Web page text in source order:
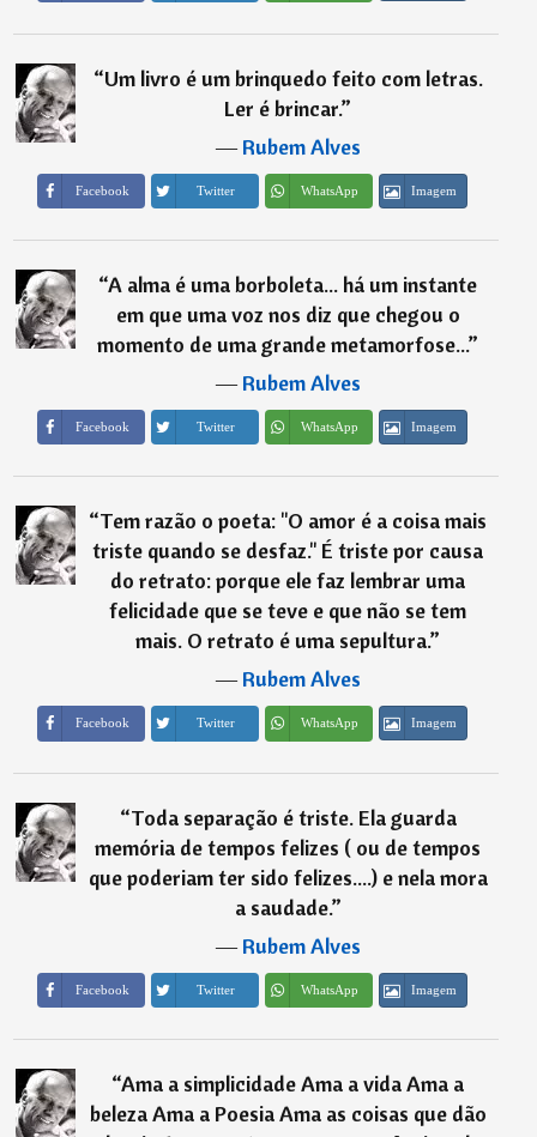
“Um livro é um brinquedo feito com letras.
Ler é brincar.”
―Rubem Alves
Facebook Twitter WhatsApp Imagem
“A alma é uma borboleta... há um instante
em que uma voz nos diz que chegou o
momento de uma grande metamorfose...”
―Rubem Alves
Facebook Twitter WhatsApp Imagem
“Tem razão o poeta: "O amor é a coisa mais
triste quando se desfaz." É triste por causa
do retrato: porque ele faz lembrar uma
felicidade que se teve e que não se tem
mais. O retrato é uma sepultura.”
―Rubem Alves
Facebook Twitter WhatsApp Imagem
“Toda separação é triste. Ela guarda
memória de tempos felizes ( ou de tempos
que poderiam ter sido felizes....) e nela mora
a saudade.”
―Rubem Alves
Facebook Twitter WhatsApp Imagem
“Ama a simplicidade Ama a vida Ama a
beleza Ama a Poesia Ama as coisas que dão